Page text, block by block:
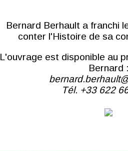
Bernard Berhault a franchi
conter l'Histoire de sa
L'ouvrage est disponible au
Bernard
Tél. +33 622